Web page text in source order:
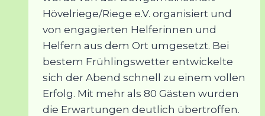
Hövelriege/Riege e.V. organisiert und
von engagierten Helferinnen und
Helfern aus dem Ort umgesetzt. Bei
bestem Frühlingswetter entwickelte
sich der Abend schnell zu einem vollen
Erfolg. Mit mehr als 80 Gästen wurden
die Erwartungen deutlich übertroffen.